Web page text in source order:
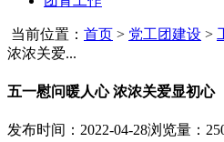
当前位置： 首页 > 党工团建设 >
浓浓关爱...
五一慰问暖人心 浓浓关爱显初心
发布时间：2022-04-28浏览量：